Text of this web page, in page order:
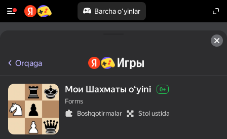
Barcha o'yinlar
Orqaga
Мои Шахматы oʻyini 0+
Forms
Boshqotirmalar
Stol ustida